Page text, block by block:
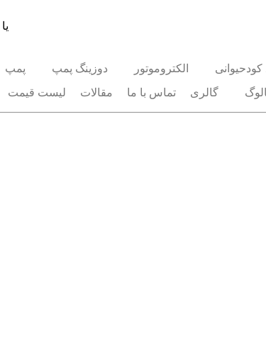
یا
کودحیوانی الکتروموتور دوزینگ پمپ پمپ
گالری تماس با ما مقالات لیست قیمت